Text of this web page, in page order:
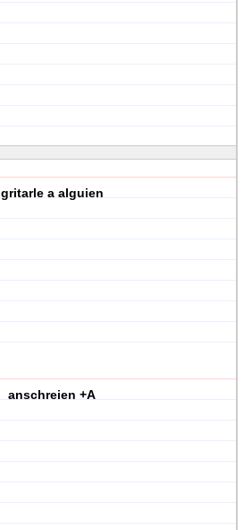
gritarle a alguien
anschreien +A